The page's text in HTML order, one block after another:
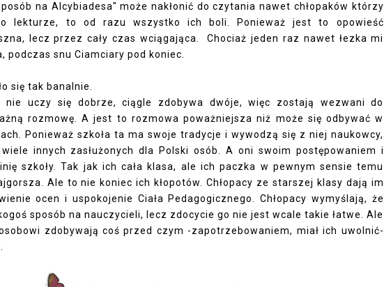
na Alcybiadesa" może nakłonić do czytania nawet chłopaków którzy
lekturze, to od razu wszystko ich boli. Ponieważ jest to opowieść
lecz przez cały czas wciągająca. Chociaż jeden raz nawet łezka mi
podczas snu Ciamciary pod koniec.
się tak banalnie.
nie uczy się dobrze, ciągle zdobywa dwóje, więc zostają wezwani do
rozmowę. A jest to rozmowa poważniejsza niż może się odbywać w
Ponieważ szkoła ta ma swoje tradycje i wywodzą się z niej naukowcy,
innych zasłużonych dla Polski osób. A oni swoim postępowaniem i
szkoły. Tak jak ich cała klasa, ale ich paczka w pewnym sensie temu
Ale to nie koniec ich kłopotów. Chłopacy ze starszej klasy dają im
ocen i uspokojenie Ciała Pedagogicznego. Chłopacy wymyślają, że
sposób na nauczycieli, lecz zdocycie go nie jest wcale takie łatwe. Ale
zdobywają coś przed czym -zapotrzebowaniem, miał ich uwolnić-